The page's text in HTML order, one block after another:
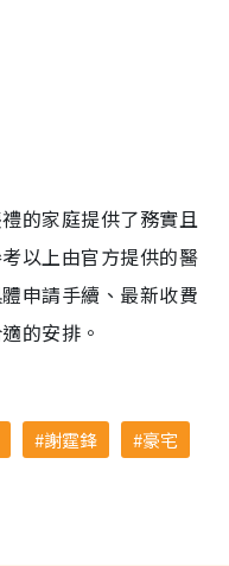
的家庭提供了務實且
以上由官方提供的醫
申請手續、最新收費
的安排。
謝霆鋒
豪宅